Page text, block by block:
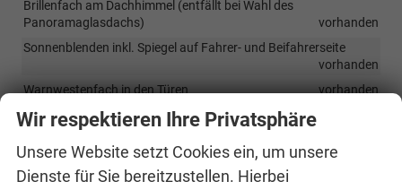
Brillenfach am Dachhimmel (entfällt bei Wahl des
Panoramaglasdachs)
vorhanden
Sonnenblenden inkl. Spiegel auf Fahrer- und Beifahrerseite
vorhanden
Warnwestenfach in den Türen
vorhanden
Mittelarmlehne vorn inkl. Ablagefach
vorhanden
Verzurrösen im Kofferraum
Wir respektieren Ihre Privatsphäre
Unsere Website setzt Cookies ein, um unsere
Dienste für Sie bereitzustellen. Hierbei